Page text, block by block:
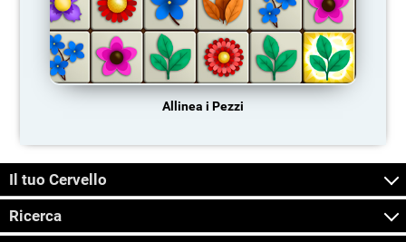
Allinea i Pezzi
Il tuo Cervello
Ricerca